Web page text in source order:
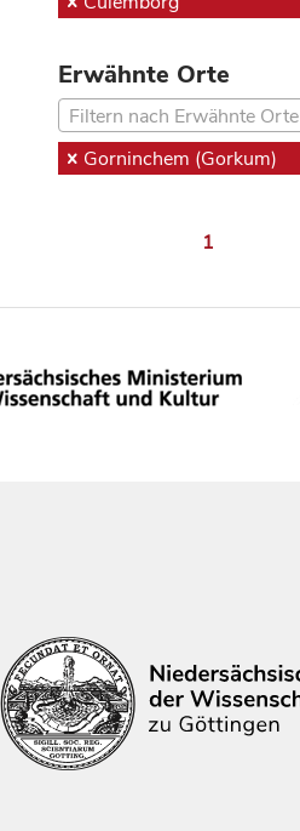
Erwähnte Orte
Filtern nach Erwähnte Orte
Gorninchem (Gorkum)
1